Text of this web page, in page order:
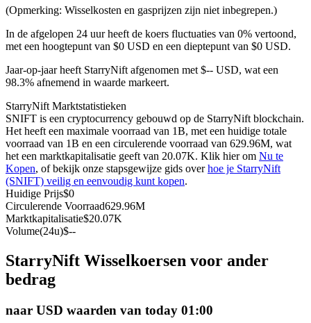
USDC-futures
Futures met USDC als onderpand
Sluit je aan bij top traders
(Opmerking: Wisselkosten en gasprijzen zijn niet inbegrepen.)
In de afgelopen 24 uur heeft de koers fluctuaties van 0% vertoond,
met een hoogtepunt van $0 USD en een dieptepunt van $0 USD.
Jaar-op-jaar heeft StarryNift afgenomen met $-- USD, wat een
98.3% afnemend in waarde markeert.
StarryNift Marktstatistieken
SNIFT is een cryptocurrency gebouwd op de StarryNift blockchain.
Het heeft een maximale voorraad van 1B, met een huidige totale
voorraad van 1B en een circulerende voorraad van 629.96M, wat
het een marktkapitalisatie geeft van 20.07K. Klik hier om Nu te
Kopen, of bekijk onze stapsgewijze gids overhoe je StarryNift
(SNIFT) veilig en eenvoudig kunt kopen.
Huidige Prijs$0
Circulerende Voorraad629.96M
Marktkapitalisatie$20.07K
Volume(24u)$--
StarryNift Wisselkoersen voor ander
bedrag
naar USD waarden van today 01:00